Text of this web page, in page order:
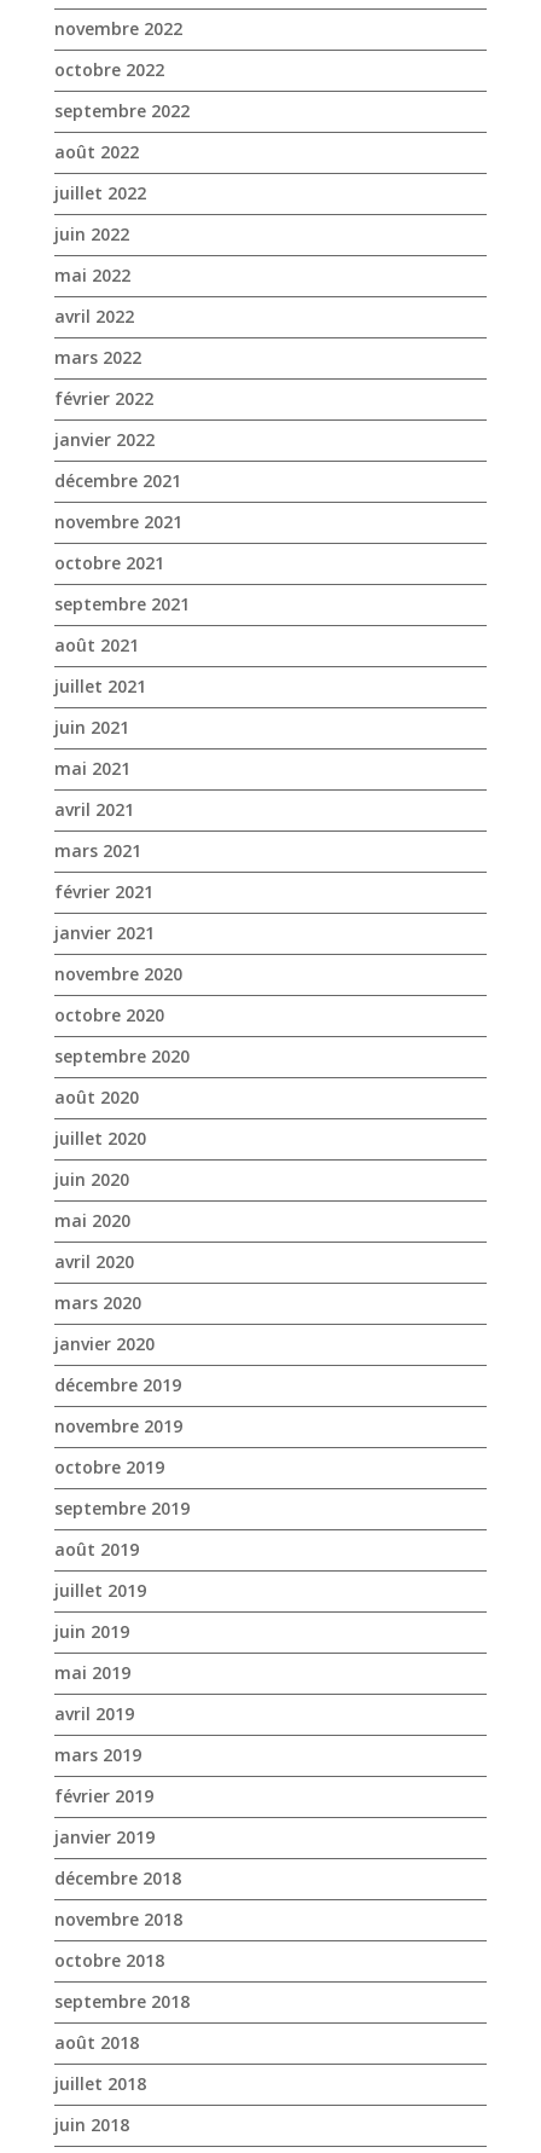
novembre 2022
octobre 2022
septembre 2022
août 2022
juillet 2022
juin 2022
mai 2022
avril 2022
mars 2022
février 2022
janvier 2022
décembre 2021
novembre 2021
octobre 2021
septembre 2021
août 2021
juillet 2021
juin 2021
mai 2021
avril 2021
mars 2021
février 2021
janvier 2021
novembre 2020
octobre 2020
septembre 2020
août 2020
juillet 2020
juin 2020
mai 2020
avril 2020
mars 2020
janvier 2020
décembre 2019
novembre 2019
octobre 2019
septembre 2019
août 2019
juillet 2019
juin 2019
mai 2019
avril 2019
mars 2019
février 2019
janvier 2019
décembre 2018
novembre 2018
octobre 2018
septembre 2018
août 2018
juillet 2018
juin 2018